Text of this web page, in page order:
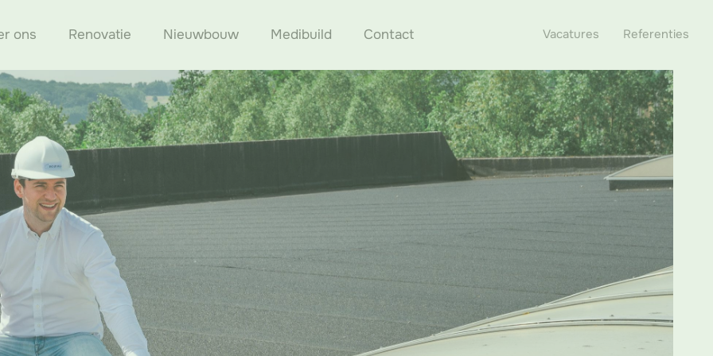
ons Renovatie Nieuwbouw Medibuild Contact Vacatures Referenties